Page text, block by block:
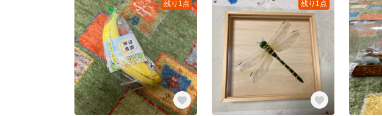
残り1点 残り1点